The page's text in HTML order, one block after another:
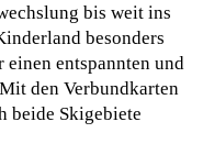
bis weit ins
besonders
entspannten und
den Verbundkarten
beide Skigebiete